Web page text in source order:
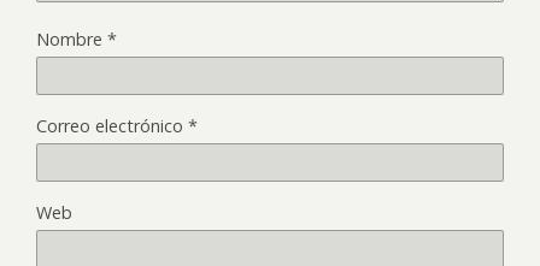
Nombre *
Correo electrónico *
Web